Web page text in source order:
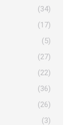
(34)
(17)
(5)
(27)
(22)
(36)
(26)
(3)